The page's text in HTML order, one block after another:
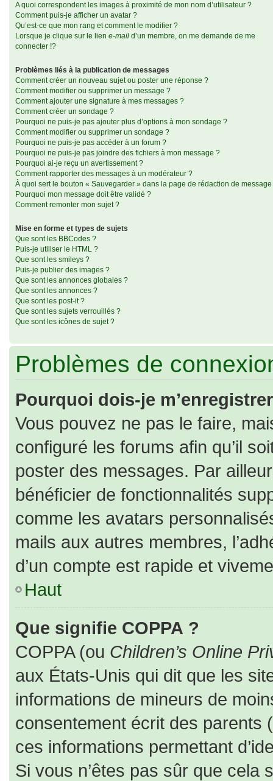
A quoi correspondent les images à proximité de mon nom d’utilisateur ?
Comment puis-je afficher un avatar ?
Qu’est-ce que mon rang et comment le modifier ?
Lorsque je clique sur le lien e-mail d’un membre, on me demande de me
connecter !?
Problèmes liés à la publication de messages
Comment créer un nouveau sujet ou poster une réponse ?
Comment modifier ou supprimer un message ?
Comment ajouter une signature à mes messages ?
Comment créer un sondage ?
Pourquoi ne puis-je pas ajouter plus d’options à mon sondage ?
Comment modifier ou supprimer un sondage ?
Pourquoi ne puis-je pas accéder à un forum ?
Pourquoi ne puis-je pas joindre des fichiers à mon message ?
Pourquoi ai-je reçu un avertissement ?
Comment rapporter des messages à un modérateur ?
À quoi sert le bouton « Sauvegarder » dans la page de rédaction de message
Pourquoi mon message doit être validé ?
Comment remonter mon sujet ?
Mise en forme et types de sujets
Que sont les BBCodes ?
Puis-je utiliser le HTML ?
Que sont les smileys ?
Puis-je publier des images ?
Que sont les annonces globales ?
Que sont les annonces ?
Que sont les post-it ?
Que sont les sujets verrouillés ?
Que sont les icônes de sujet ?
Problèmes de
Pourquoi dois-je
Vous pouvez ne pas le faire,
configuré les forums afin qu’il
poster des messages. Par
bénéficier de fonctionnalités
comme les avatars
mails aux autres membres,
d’un compte est rapide et
Haut
Que signifie COPPA ?
COPPA (ou Children’s Online
aux États-Unis qui dit que les
informations de mineurs de
consentement écrit des parents
ces informations permettant
Si vous n’êtes pas sûr que cela